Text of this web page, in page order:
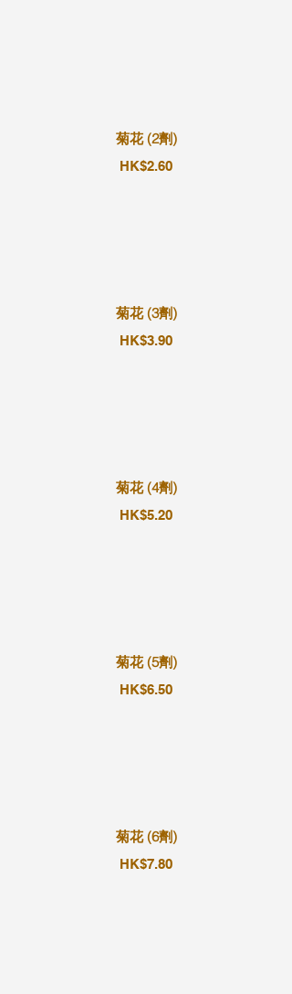
菊花 (2劑)
HK$2.60
菊花 (3劑)
HK$3.90
菊花 (4劑)
HK$5.20
菊花 (5劑)
HK$6.50
菊花 (6劑)
HK$7.80